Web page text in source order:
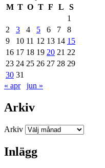
M T O T F L
S
1
2
3 4 5 6 7
8
9
10 11 12 13 14 15
16 17 18 19 20 21 22
23 24 25 26 27 28 29
30 31
« apr
jun »
Arkiv
Arkiv
Inlägg